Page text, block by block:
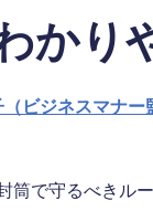
かり
ビジネスマナー
筒で守るべきル